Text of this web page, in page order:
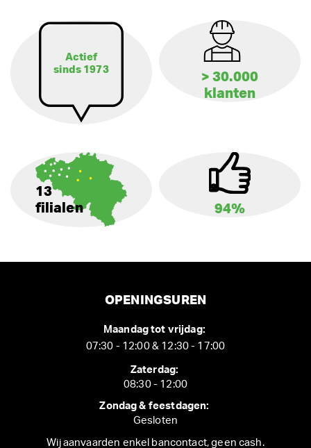
Actief
sinds 1973
> 30.000
klanten
13
filialen
94%
OPENINGSUREN
Maandag tot vrijdag:
07:30 - 12:00 & 12:30 - 17:00
Zaterdag:
08:30 - 12:00
Zondag & feestdagen:
Gesloten
Wij aanvaarden enkel bancontact, geen cash.